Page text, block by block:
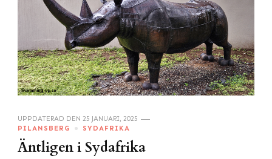
UPPDATERAD DEN 25 JANUARI, 2025
PILANSBERG
SYDAFRIKA
Äntligen i Sydafrika